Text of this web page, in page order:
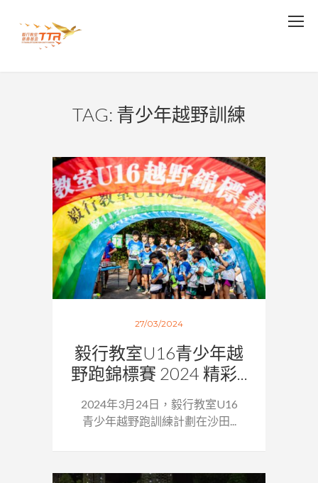
TAG: 青少年越野訓練
27/03/2024
毅行教室U16青少年越
野跑錦標賽 2024 精彩...
2024年3月24日，毅行教室U16
青少年越野跑訓練計劃在沙田...